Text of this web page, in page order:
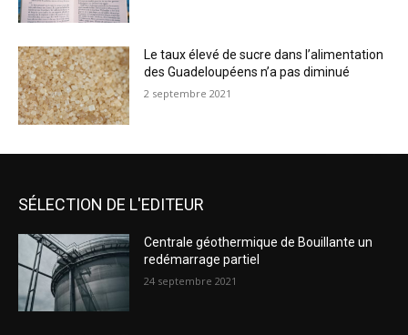
Le taux élevé de sucre dans l’alimentation
des Guadeloupéens n’a pas diminué
2 septembre 2021
SÉLECTION DE L'EDITEUR
Centrale géothermique de Bouillante un
redémarrage partiel
24 septembre 2021